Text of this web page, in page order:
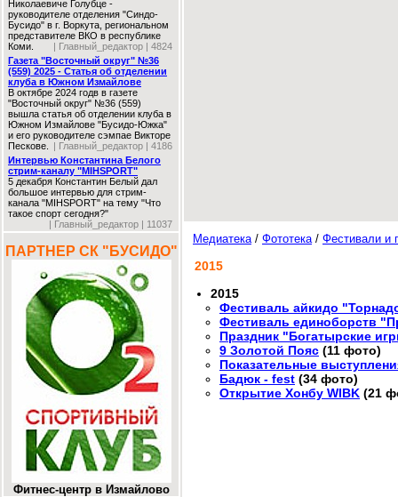
Николаевиче Голубце -
руководителе отделения "Синдо-
Бусидо" в г. Воркута, региональном
представителе ВКО в республике
Коми.
| Главный_редактор | 4824
Газета "Восточный округ" №36
(559) 2025 - Статья об отделении
клуба в Южном Измайлове
В октябре 2024 годв в газете
"Восточный округ" №36 (559)
вышла статья об отделении клуба в
Южном Измайлове "Бусидо-Южка"
и его руководителе сэмпае Викторе
Пескове.
| Главный_редактор | 4186
Интервью Константина Белого
стрим-каналу "MIHSPORT"
5 декабря Константин Белый дал
большое интервью для стрим-
канала "MIHSPORT" на тему "Что
такое спорт сегодня?"
| Главный_редактор | 11037
ПАРТНЕР СК "БУСИДО"
Фитнес-центр в Измайлово
Медиатека/ Фототека/ Фестивали и
2015
2015
Фестиваль айкидо
Фестиваль единоборств
Праздник "Богатырские
9 Золотой Пояс (11 фото)
Показательные
Бадюк - fest (34 фото)
Открытие Хонбу WIBK (21